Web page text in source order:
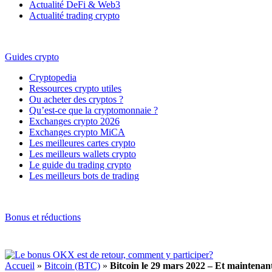
Actualité DeFi & Web3
Actualité trading crypto
Guides crypto
Cryptopedia
Ressources crypto utiles
Ou acheter des cryptos ?
Qu’est-ce que la cryptomonnaie ?
Exchanges crypto 2026
Exchanges crypto MiCA
Les meilleures cartes crypto
Les meilleurs wallets crypto
Le guide du trading crypto
Les meilleurs bots de trading
Bonus et réductions
Accueil » Bitcoin (BTC) » Bitcoin le 29 mars 2022 – Et